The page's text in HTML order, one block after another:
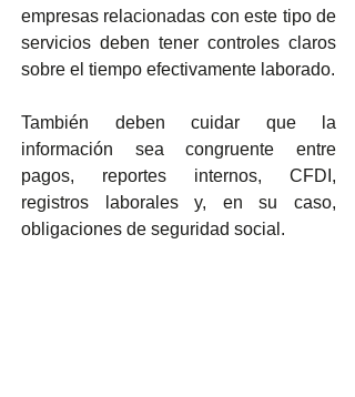
empresas relacionadas con este tipo de
servicios deben tener controles claros
sobre el tiempo efectivamente laborado.
También deben cuidar que la
información sea congruente entre
pagos, reportes internos, CFDI,
registros laborales y, en su caso,
obligaciones de seguridad social.